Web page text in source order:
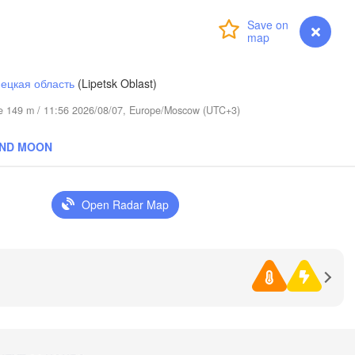
myVentusky Forecast
область (Lipetsk Oblast)
149 m / 11:56 2026/08/07, Europe/Moscow (UTC+3)
MOON
Open Radar Map
Пермь
Ижевск
(Izhevsk)
(Naberezhnye Chelny)
Нижний
(Nizhny
H